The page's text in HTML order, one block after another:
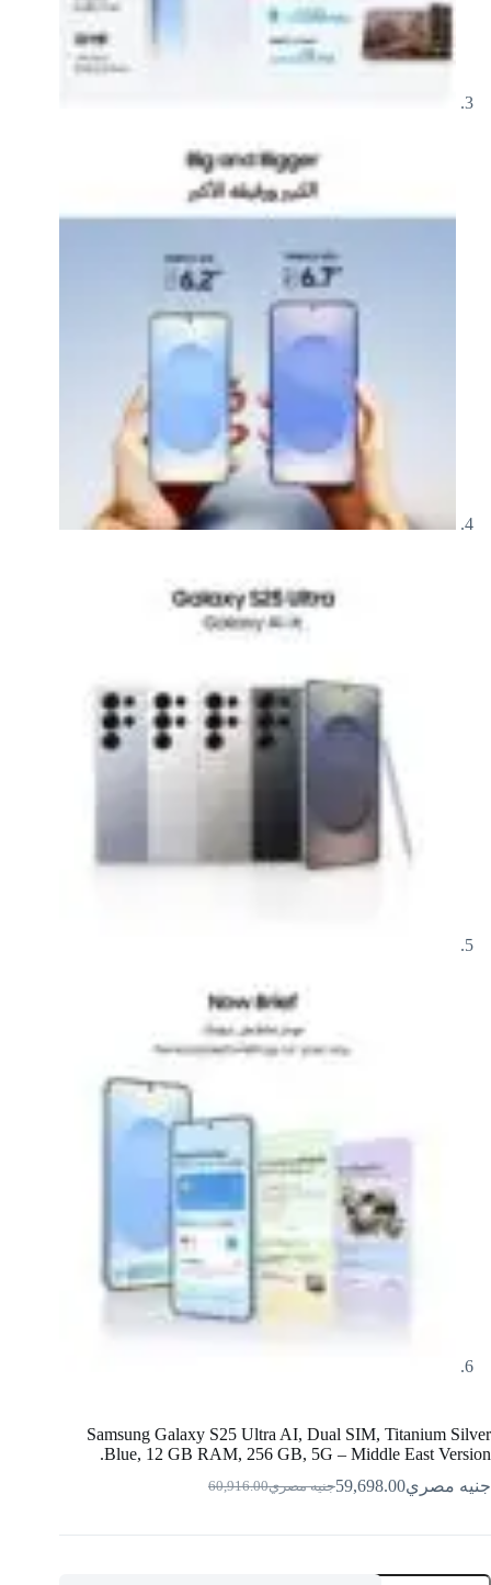
Samsung Galaxy S25 Ultra AI, Dual SIM, Titanium Silver
Blue, 12 GB RAM, 256 GB, 5G – Middle East Version.
جنيه مصري60,916.00
السعر
هو:
جنيه مصري59,698.00السعر
هو: